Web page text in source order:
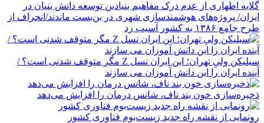
گلایه اطهاری از عدم درک مفاهیم بنیادین توسعه دانش بنیان در
ایران/ پروژه‌های هوشمندسازی شهری در بن‌بست ماندند/انحراف از
طرح جامع ۱۳۸۶ به کشور آسیب زد
سیلیکن ولیِ تهران؛ این ایران نسل Z مگر متوقف شدنی است؟ /
آینده ایران را این دانش آموزان می سازند
ذخیره‌سازی خون بند ناف، شانس درمان را افزایش می‌دهد
رونمایی از نقشه راه جدید زیست‌بوم فناوری کشور